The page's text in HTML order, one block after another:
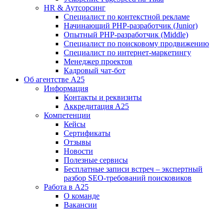
HR & Аутсорсинг
Специалист по контекстной рекламе
Начинающий PHP-разработчик (Junior)
Опытный PHP-разработчик (Middle)
Специалист по поисковому продвижению
Специалист по интернет-маркетингу
Менеджер проектов
Кадровый чат-бот
Об агентстве А25
Информация
Контакты и реквизиты
Аккредитация А25
Компетенции
Кейсы
Сертификаты
Отзывы
Новости
Полезные сервисы
Бесплатные записи встреч – экспертный
разбор SEO-требований поисковиков
Работа в А25
О команде
Вакансии